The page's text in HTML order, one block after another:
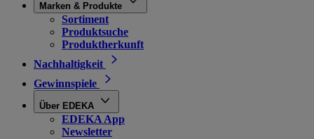
Marken & Produkte
Sortiment
Produktsuche
Produktherkunft
Nachhaltigkeit
Gewinnspiele
Über EDEKA
EDEKA App
Newsletter